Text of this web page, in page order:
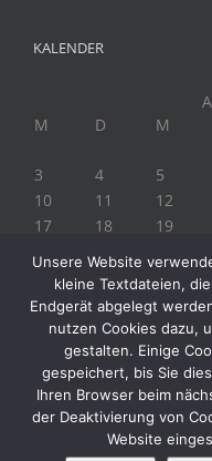
KALENDER
M
D M
3
4 5
10
11 12
17
18 19
24
25
« Juli
Copyright 2019
Unsere Website
kleine Textdateien,
Endgerät abgelegt
nutzen Cookies dazu,
gestalten. Einige
gespeichert, bis Sie
Ihren Browser beim
der Deaktivierung von
Website